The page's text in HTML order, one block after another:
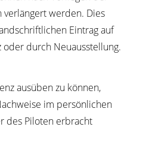
verlängert werden. Dies
Eintrag auf
durch Neuausstellung.
ausüben zu können,
im persönlichen
des Piloten erbracht